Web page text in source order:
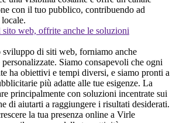
con il tuo pubblico, contribuendo ad
web, offrite anche le soluzioni
sviluppo di siti web, forniamo anche
Siamo consapevoli che ogni
ha obiettivi e tempi diversi, e siamo pronti a
più adatte alle tue esigenze. La
principalmente con soluzioni incentrate sui
di aiutarti a raggiungere i risultati desiderati.
la tua presenza online a Virle